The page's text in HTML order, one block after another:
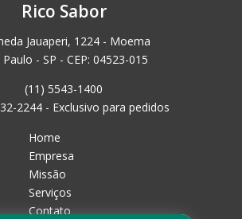
Rico Sabor
Jauaperi, 1224 - Moema
Paulo - SP - CEP: 04523-015
(11) 5543-1400
2244 - Exclusivo para pedidos
Home
Empresa
Missão
Serviços
Contato